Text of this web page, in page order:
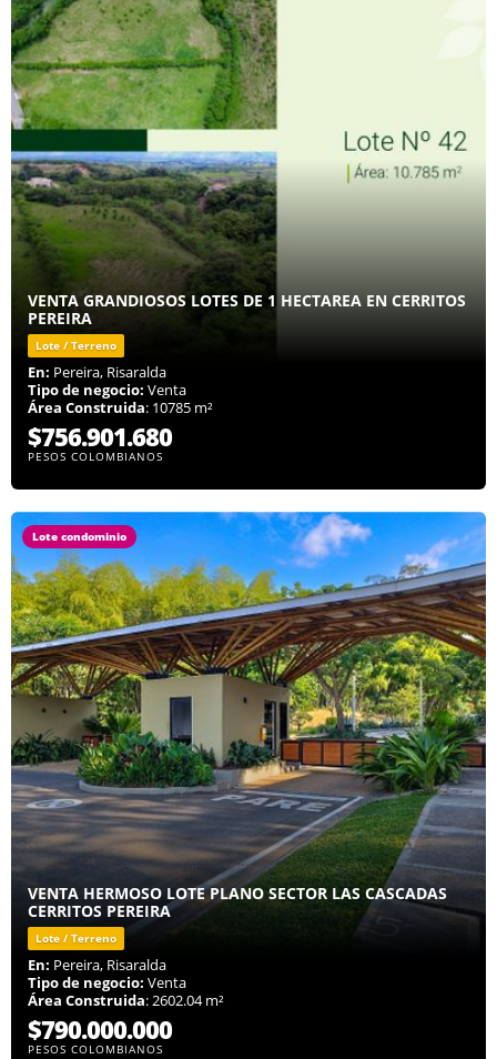
VENTA GRANDIOSOS LOTES DE 1 HECTAREA EN CERRITOS
PEREIRA
Lote / Terreno
En: Pereira, Risaralda
Tipo de negocio: Venta
Área Construida: 10785 m²
$756.901.680
PESOS COLOMBIANOS
Lote condominio
VENTA HERMOSO LOTE PLANO SECTOR LAS CASCADAS
CERRITOS PEREIRA
Lote / Terreno
En: Pereira, Risaralda
Tipo de negocio: Venta
Área Construida: 2602.04 m²
$790.000.000
PESOS COLOMBIANOS